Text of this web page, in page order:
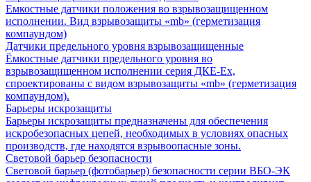
Емкостные датчики положения во взрывозащищенном
исполнении. Вид взрывозащиты «mb» (герметизация
компаундом)
Датчики предельного уровня взрывозащищенные
Ёмкостные датчики предельного уровня во
взрывозащищенном исполнении серия ДКЕ-Ех,
спроектированы с видом взрывозащиты «mb» (герметизация
компаундом).
Барьеры искрозащиты
Барьеры искрозащиты предназначены для обеспечения
искробезопасных цепей, необходимых в условиях опасных
производств, где находятся взрывоопасные зоны.
Световой барьер безопасности
Световой барьер (фотобарьер) безопасности серии ВБО-ЭК